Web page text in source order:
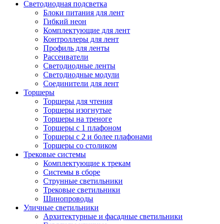
Светодиодная подсветка
Блоки питания для лент
Гибкий неон
Комплектующие для лент
Контроллеры для лент
Профиль для ленты
Рассеиватели
Светодиодные ленты
Светодиодные модули
Соединители для лент
Торшеры
Торшеры для чтения
Торшеры изогнутые
Торшеры на треноге
Торшеры с 1 плафоном
Торшеры с 2 и более плафонами
Торшеры со столиком
Трековые системы
Комплектующие к трекам
Системы в сборе
Струнные светильники
Трековые светильники
Шинопроводы
Уличные светильники
Архитектурные и фасадные светильники